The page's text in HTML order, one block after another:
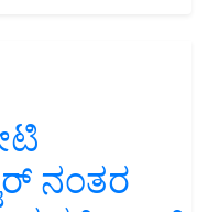
ನಂತರ